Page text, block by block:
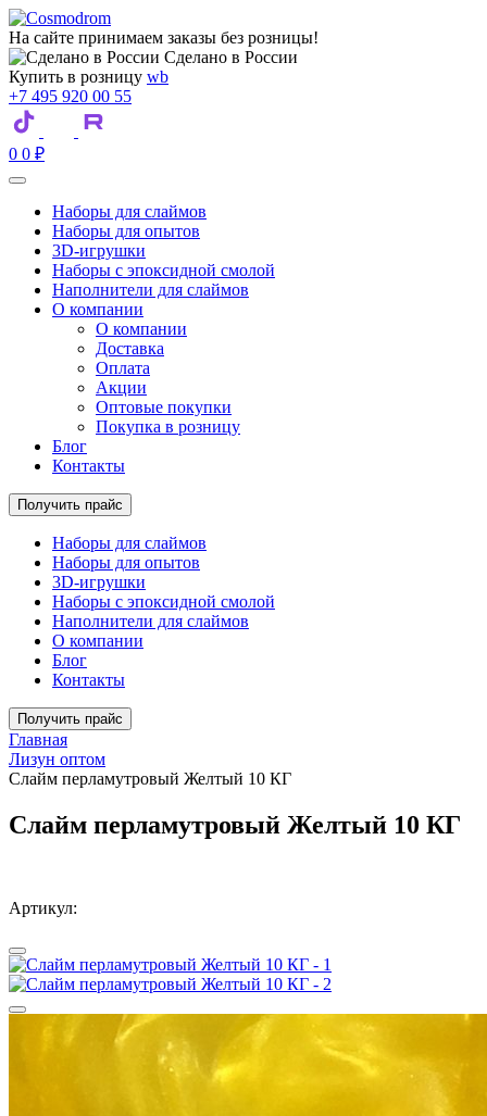
На сайте принимаем заказы без розницы!
Сделано в России
Купить в розницу wb
+7 495 920 00 55
0 0 ₽
Наборы для слаймов
Наборы для опытов
3D-игрушки
Наборы с эпоксидной смолой
Наполнители для слаймов
О компании
О компании
Доставка
Оплата
Акции
Оптовые покупки
Покупка в розницу
Блог
Контакты
Получить прайс
Наборы для слаймов
Наборы для опытов
3D-игрушки
Наборы с эпоксидной смолой
Наполнители для слаймов
О компании
Блог
Контакты
Получить прайс
Главная
Лизун оптом
Слайм перламутровый Желтый 10 КГ
Слайм перламутровый Желтый 10 КГ
Артикул: